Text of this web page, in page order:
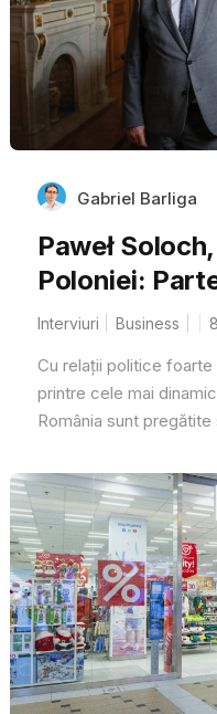
Gabriel Barliga
Paweł
Poloniei:
Interviuri Business 8
Cu relații politice
printre cele mai
România sunt pregătite